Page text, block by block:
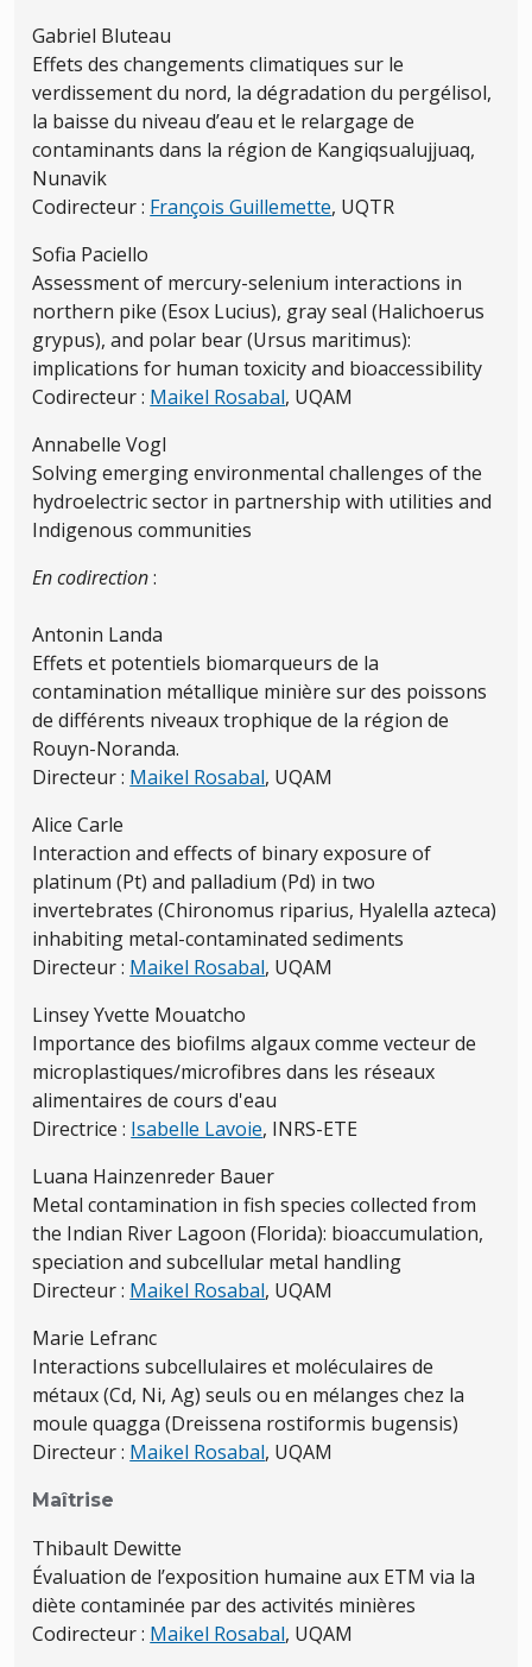
Gabriel Bluteau
Effets des changements climatiques sur le
verdissement du nord, la dégradation du pergélisol,
la baisse du niveau d’eau et le relargage de
contaminants dans la région de Kangiqsualujjuaq,
Nunavik
Codirecteur : François Guillemette, UQTR
Sofia Paciello
Assessment of mercury-selenium interactions in
northern pike (Esox Lucius), gray seal (Halichoerus
grypus), and polar bear (Ursus maritimus):
implications for human toxicity and bioaccessibility
Codirecteur : Maikel Rosabal, UQAM
Annabelle Vogl
Solving emerging environmental challenges of the
hydroelectric sector in partnership with utilities and
Indigenous communities
En codirection:
Antonin Landa
Effets et potentiels biomarqueurs de la
contamination métallique minière sur des poissons
de différents niveaux trophique de la région de
Rouyn-Noranda.
Directeur : Maikel Rosabal, UQAM
Alice Carle
Interaction and effects of binary exposure of
platinum (Pt) and palladium (Pd) in two
invertebrates (Chironomus riparius, Hyalella azteca)
inhabiting metal-contaminated sediments
Directeur : Maikel Rosabal, UQAM
Linsey Yvette Mouatcho
Importance des biofilms algaux comme vecteur de
microplastiques/microfibres dans les réseaux
alimentaires de cours d'eau
Directrice : Isabelle Lavoie, INRS-ETE
Luana Hainzenreder Bauer
Metal contamination in fish species collected from
the Indian River Lagoon (Florida): bioaccumulation,
speciation and subcellular metal handling
Directeur : Maikel Rosabal, UQAM
Marie Lefranc
Interactions subcellulaires et moléculaires de
métaux (Cd, Ni, Ag) seuls ou en mélanges chez la
moule quagga (Dreissena rostiformis bugensis)
Directeur : Maikel Rosabal, UQAM
Maîtrise
Thibault Dewitte
Évaluation de l’exposition humaine aux ETM via la
diète contaminée par des activités minières
Codirecteur : Maikel Rosabal, UQAM